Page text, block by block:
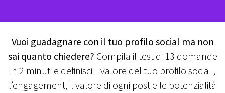
Vuoi guadagnare con il tuo profilo social ma non
sai quanto chiedere? Compila il test di 13 domande
in 2 minuti e definisci il valore del tuo profilo social ,
l’engagement, il valore di ogni post e le potenzialità